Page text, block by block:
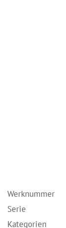
Werknummer
Serie
Kategorien